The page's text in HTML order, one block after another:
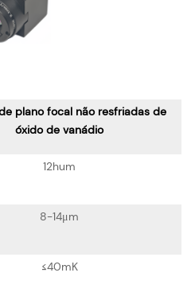
plano focal não resfriadas de
óxido de vanádio
12hum
8-14μm
≤40mK